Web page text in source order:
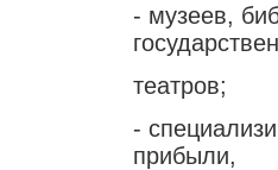
- музеев,
театров;
-
прибыли,